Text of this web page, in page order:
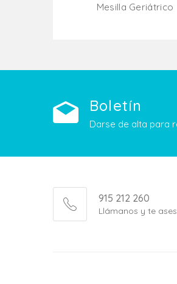
Mesilla Geriátrico
Boletín
Darse de alta para
915 212 260
Llámanos y te